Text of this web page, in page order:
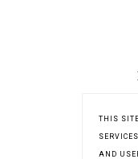
THIS
AND